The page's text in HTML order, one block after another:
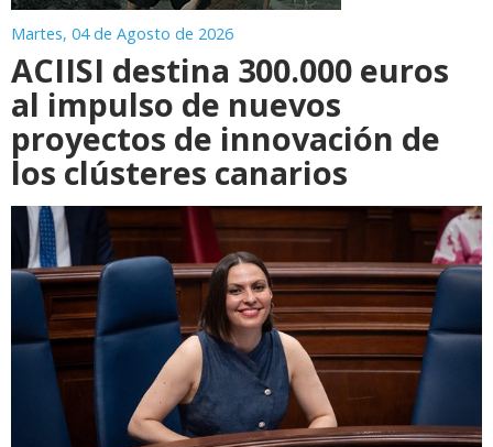
Martes, 04 de Agosto de 2026
ACIISI destina 300.000 euros
al impulso de nuevos
proyectos de innovación de
los clústeres canarios